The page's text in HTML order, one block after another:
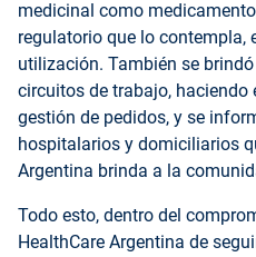
medicinal como
regulatorio que lo contempla,
utilización. También se
circuitos de trabajo, haciendo
gestión de pedidos, y se
hospitalarios y domiciliarios
Argentina brinda a la
Todo esto, dentro del
HealthCare Argentina de